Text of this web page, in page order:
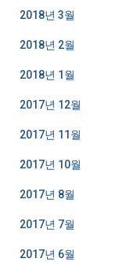
2018년 3월
2018년 2월
2018년 1월
2017년 12월
2017년 11월
2017년 10월
2017년 8월
2017년 7월
2017년 6월